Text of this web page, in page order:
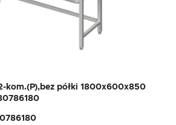
kom.(P),bez półki 1800x600x850